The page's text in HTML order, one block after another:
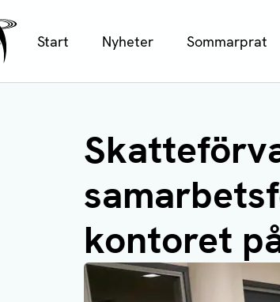
Radio & TV
Start Nyheter Sommarprat
kontoret